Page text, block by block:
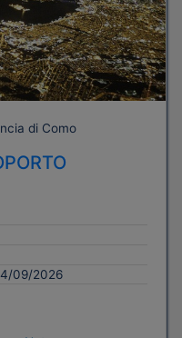
di Como
09/2026